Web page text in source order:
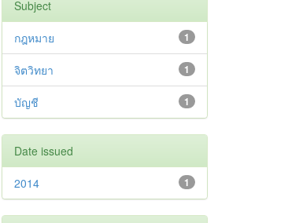
Subject
1
กฎหมาย
1
จิตวิทยา
1
บัญชี
Date issued
1
2014